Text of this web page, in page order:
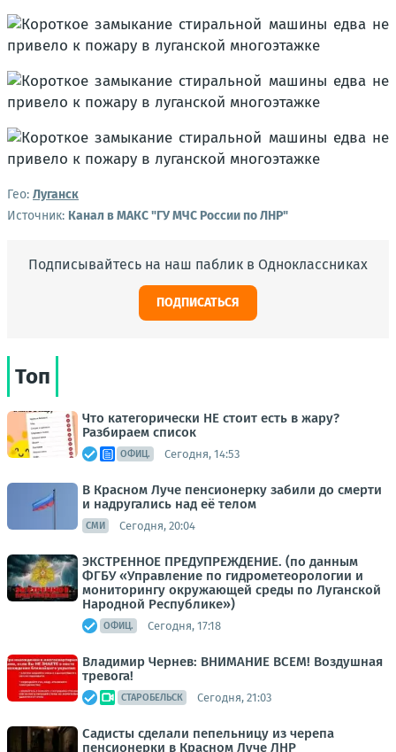
Гео: Луганск
Источник: Канал в МАКС "ГУ МЧС России по ЛНР"
Подписывайтесь на наш паблик в Одноклассниках
ПОДПИСАТЬСЯ
Топ
Что категорически НЕ стоит есть в жару?
Разбираем список
ОФИЦ. Сегодня, 14:53
В Красном Луче пенсионерку забили до смерти
и надругались над её телом
СМИ Сегодня, 20:04
ЭКСТРЕННОЕ ПРЕДУПРЕЖДЕНИЕ. (по данным
ФГБУ «Управление по гидрометеорологии и
мониторингу окружающей среды по Луганской
Народной Республике»)
ОФИЦ. Сегодня, 17:18
Владимир Чернев: ВНИМАНИЕ ВСЕМ! Воздушная
тревога!
СТАРОБЕЛЬСК Сегодня, 21:03
Садисты сделали пепельницу из черепа
пенсионерки в Красном Луче ЛНР